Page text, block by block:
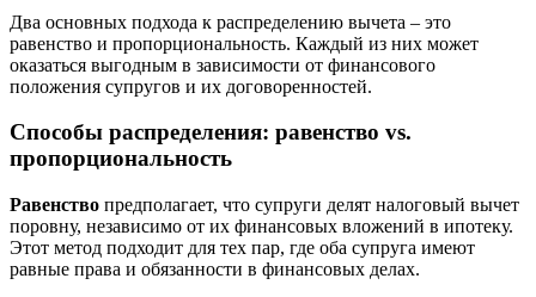
Два основных подхода к распределению вычета – это
равенство и пропорциональность. Каждый из них может
оказаться выгодным в зависимости от финансового
положения супругов и их договоренностей.
Способы распределения: равенство vs.
пропорциональность
Равенство предполагает, что супруги делят налоговый вычет
поровну, независимо от их финансовых вложений в ипотеку.
Этот метод подходит для тех пар, где оба супруга имеют
равные права и обязанности в финансовых делах.